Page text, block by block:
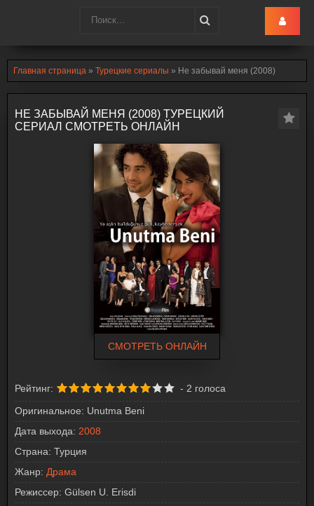
Главная страница » Турецкие сериалы » Не забывай меня (2008)
НЕ ЗАБЫВАЙ МЕНЯ (2008) ТУРЕЦКИЙ
СЕРИАЛ СМОТРЕТЬ ОНЛАЙН
СМОТРЕТЬ ОНЛАЙН
Рейтинг: - 2 голоса
Оригинальное: Unutma Beni
Дата выхода: 2008
Страна: Турция
Жанр: Драма
Режиссер: Gülsen U. Erisdi
Turk-Ru.lol